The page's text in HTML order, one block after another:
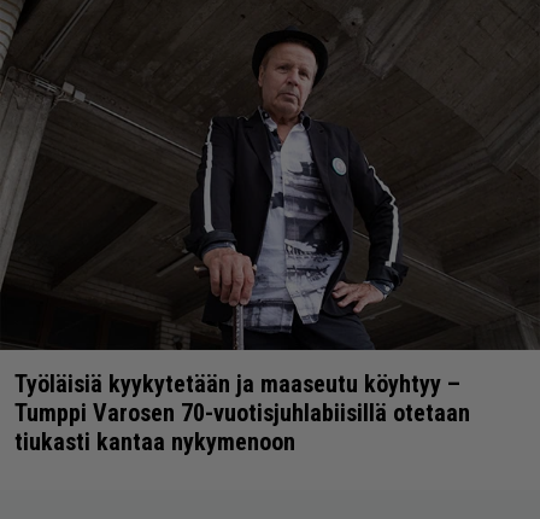
Työläisiä kyykytetään ja maaseutu köyhtyy –
Tumppi Varosen 70-vuotisjuhlabiisillä otetaan
tiukasti kantaa nykymenoon